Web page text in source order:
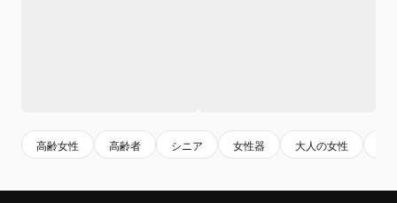
高齢女性 高齢者 シニア 女性器 大人の女性